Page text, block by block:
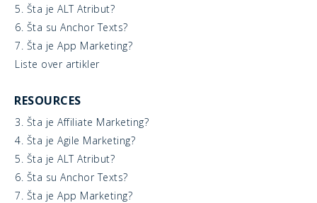
5. Šta je ALT Atribut?
6. Šta su Anchor Texts?
7. Šta je App Marketing?
Liste over artikler
RESOURCES
3. Šta je Affiliate Marketing?
4. Šta je Agile Marketing?
5. Šta je ALT Atribut?
6. Šta su Anchor Texts?
7. Šta je App Marketing?